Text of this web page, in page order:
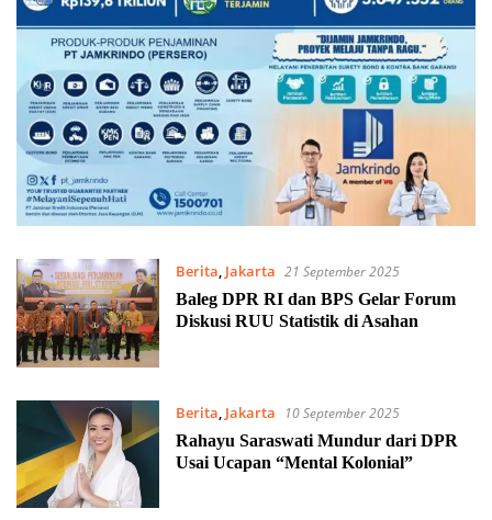
Berita, Jakarta 21 September 2025
Baleg DPR RI dan BPS Gelar Forum
Diskusi RUU Statistik di Asahan
Berita, Jakarta
10 September 2025
Rahayu Saraswati Mundur dari DPR
Usai Ucapan “Mental Kolonial”